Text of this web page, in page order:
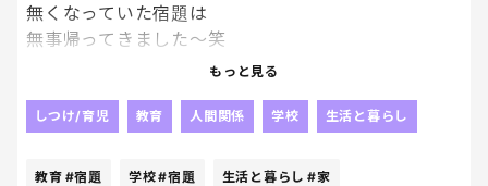
無くなっていた宿題は
無事帰ってきました～笑
やっぱり人の「見た」とか
じゃないかなぁ～って思っていた通り、
2日後に
もっと見る
しつけ/育児 教育 人間関係 学校 生活と暮らし
教育 #宿題 学校#宿題 生活と暮らし #家